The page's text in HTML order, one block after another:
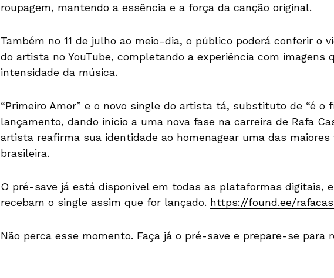
roupagem, mantendo a essência e a força da canção original.
Também no 11 de julho ao meio-dia, o público poderá conferir o
do artista no YouTube, completando a experiência com imagens
intensidade da música.
“Primeiro Amor” e o novo single do artista tá, substituto de “é o
lançamento, dando início a uma nova fase na carreira de Rafa
artista reafirma sua identidade ao homenagear uma das maiores
brasileira.
O pré-save já está disponível em todas as plataformas digitais,
recebam o single assim que for lançado. https://found.ee/
Não perca esse momento. Faça já o pré-save e prepare-se para